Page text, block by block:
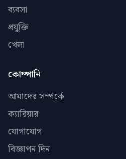
ব্যবসা
প্রযুক্তি
খেলা
কোম্পানি
আমাদের সম্পর্কে
ক্যারিয়ার
যোগাযোগ
বিজ্ঞাপন দিন